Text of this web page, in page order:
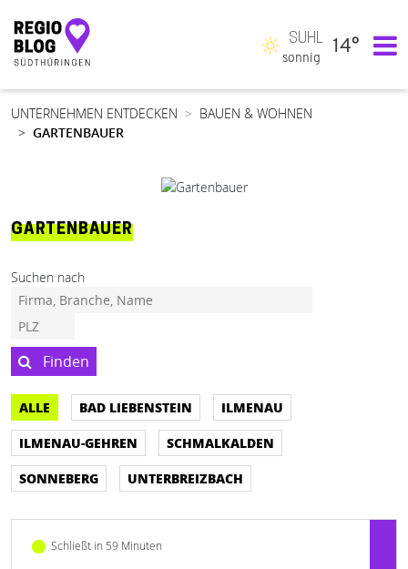
Hauptnavigation
SUHL
sonnig
14°
UNTERNEHMEN ENTDECKEN
BAUEN & WOHNEN
GARTENBAUER
GARTENBAUER
Suchen nach
Finden
ALLE BAD LIEBENSTEIN
ILMENAU
ILMENAU-GEHREN
SCHMALKALDEN
SONNEBERG
UNTERBREIZBACH
Schließt in 59 Minuten